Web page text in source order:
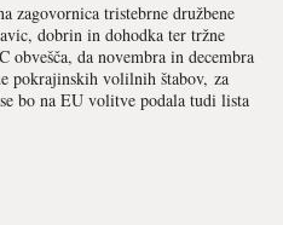
tristebrne družbene
dobrin in dohodka ter tržne
obvešča, da novembra in decembra
pokrajinskih volilnih štabov, za
bo na EU volitve podala tudi lista